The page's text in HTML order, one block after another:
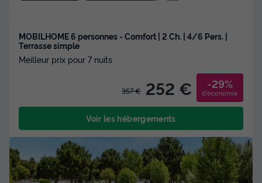
MOBILHOME 6 personnes - Comfort | 2 Ch. | 4/6 Pers. |
Terrasse simple
Meilleur prix pour 7 nuits
357 € 252 € -29%
d'économie
Voir les hébergements